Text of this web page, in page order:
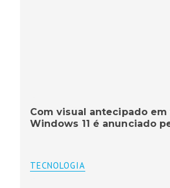
Com visual antecipado
Windows 11 é anunciado
TECNOLOGIA